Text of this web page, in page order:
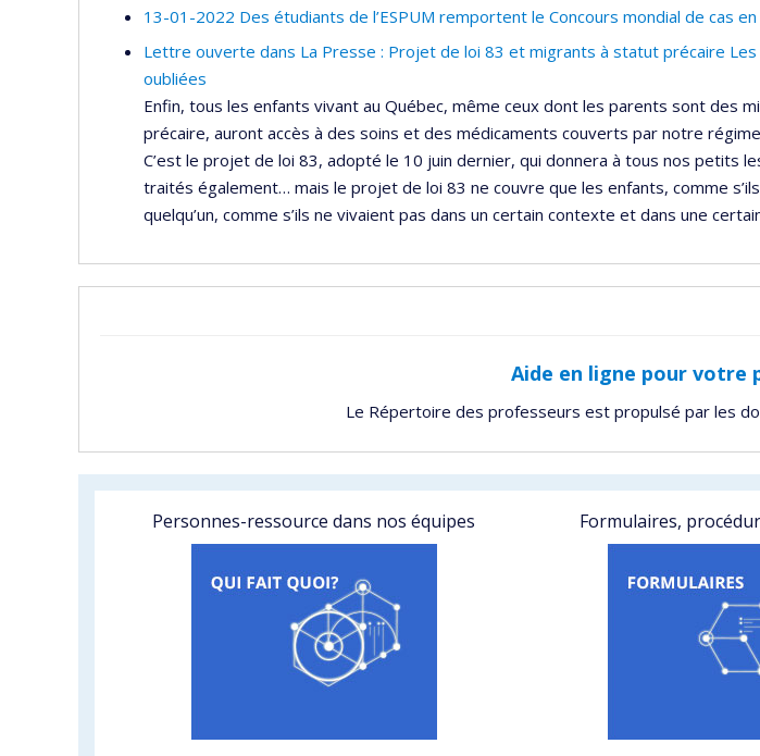
13-01-2022 Des étudiants de l’ESPUM remportent le Concours mondial de cas
Lettre ouverte dans La Presse : Projet de loi 83 et migrants à statut précaire
oubliées
Enfin, tous les enfants vivant au Québec, même ceux dont les parents sont des
précaire, auront accès à des soins et des médicaments couverts par notre régime
C’est le projet de loi 83, adopté le 10 juin dernier, qui donnera à tous nos petits
traités également… mais le projet de loi 83 ne couvre que les enfants, comme
quelqu’un, comme s’ils ne vivaient pas dans un certain contexte et dans une
Aide en ligne pour votre
Le Répertoire des professeurs est propulsé par les
Personnes-ressource dans nos équipes Formulaires,